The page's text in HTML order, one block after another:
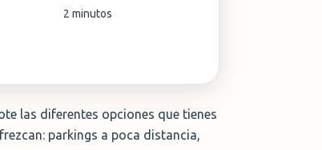
2 minutos
las diferentes opciones que tienes
parkings a poca distancia,